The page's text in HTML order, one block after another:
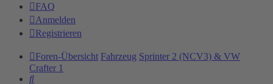
FAQ
Anmelden
Registrieren
Foren-Übersicht Fahrzeug Sprinter 2 (NCV3) & VW
Crafter 1
Suche